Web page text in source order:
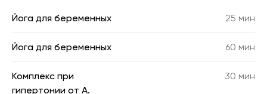
Йога для беременных 25 мин
Йога для беременных 60 мин
Комплекс при
гипертонии от А.
30 мин